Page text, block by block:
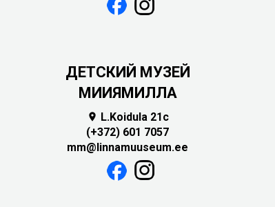
ДЕТСКИЙ МУЗЕЙ
МИИЯМИЛЛА
 L.Koidula 21c
(+372) 601 7057
mm@linnamuuseum.ee